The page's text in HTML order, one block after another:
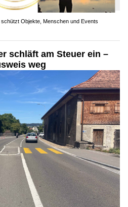
schläft am Steuer ein –
weg